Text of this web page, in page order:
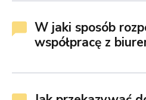
W jaki sposób
współpracę z